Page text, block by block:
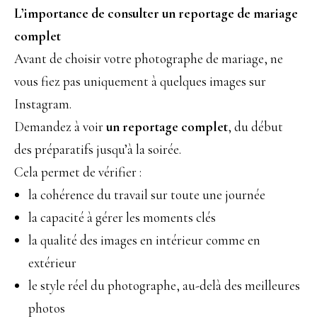
L’importance de consulter un reportage de mariage
complet
Avant de choisir votre photographe de mariage, ne
vous fiez pas uniquement à quelques images sur
Instagram.
Demandez à voirun reportage complet, du début
des préparatifs jusqu’à la soirée.
Cela permet de vérifier :
la cohérence du travail sur toute une journée
la capacité à gérer les moments clés
la qualité des images en intérieur comme en
extérieur
le style réel du photographe, au-delà des meilleures
photos